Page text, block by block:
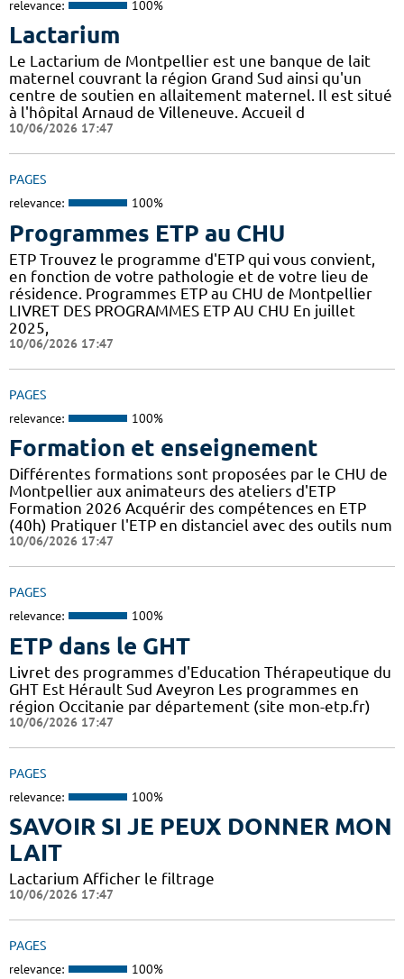
relevance: 100%
Lactarium
Le Lactarium de Montpellier est une banque de lait
maternel couvrant la région Grand Sud ainsi qu'un
centre de soutien en allaitement maternel. Il est situé
à l'hôpital Arnaud de Villeneuve. Accueil d
10/06/2026 17:47
PAGES
relevance: 100%
Programmes ETP au CHU
ETP Trouvez le programme d'ETP qui vous convient,
en fonction de votre pathologie et de votre lieu de
résidence. Programmes ETP au CHU de Montpellier
LIVRET DES PROGRAMMES ETP AU CHU En juillet
2025,
10/06/2026 17:47
PAGES
relevance: 100%
Formation et enseignement
Différentes formations sont proposées par le CHU de
Montpellier aux animateurs des ateliers d'ETP
Formation 2026 Acquérir des compétences en ETP
(40h) Pratiquer l'ETP en distanciel avec des outils num
10/06/2026 17:47
PAGES
relevance: 100%
ETP dans le GHT
Livret des programmes d'Education Thérapeutique du
GHT Est Hérault Sud Aveyron Les programmes en
région Occitanie par département (site mon-etp.fr)
10/06/2026 17:47
PAGES
relevance: 100%
SAVOIR SI JE PEUX DONNER MON
LAIT
Lactarium Afficher le filtrage
10/06/2026 17:47
PAGES
relevance: 100%